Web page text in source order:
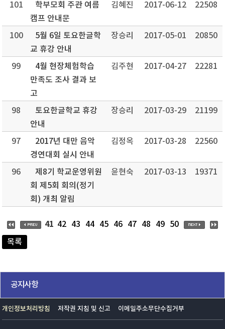
101
학부모회 주관 여름
캠프 안내문
김혜진 2017-06-12 22508
100
5월 6일 토요한글학
교 휴강 안내
장승리 2017-05-01 20850
99
4월 현장체험학습
만족도 조사 결과 보
고
김주현 2017-04-27 22281
98
토요한글학교 휴강
안내
장승리 2017-03-29 21199
97
2017년 대만 음악
경연대회 실시 안내
김정옥 2017-03-28 22560
96
제8기 학교운영위원
회 제5회 회의(정기
회) 개최 알림
윤현숙 2017-03-13 19371
41 42 43 44 45 46 47 48 49
50
목록
공지사항
개인정보처리방침 저작권 지침 및 신고 이메일주소무단수집거부